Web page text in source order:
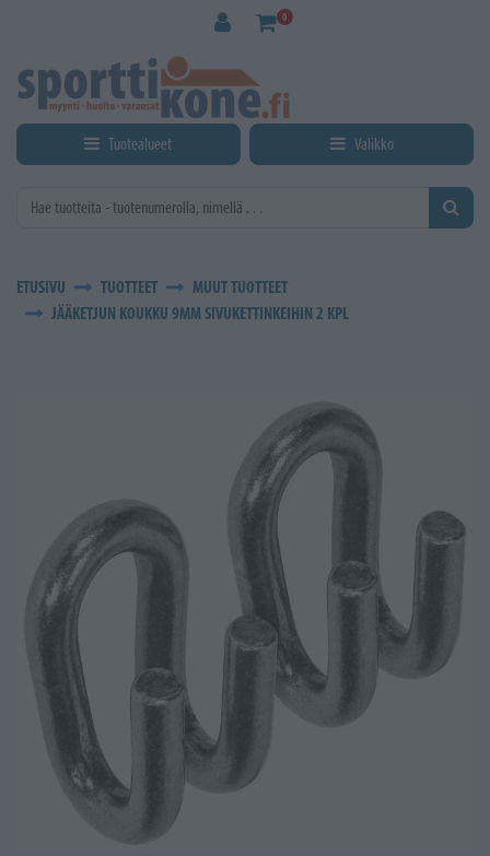
0
Tuotealueet Valikko
ETUSIVU TUOTTEET
MUUT TUOTTEET
JÄÄKETJUN KOUKKU 9MM SIVUKETTINKEIHIN 2 KPL